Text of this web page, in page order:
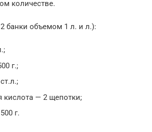
количестве.
банки объемом 1 л. и л.):
г.;
кислота — 2 щепотки;
г.